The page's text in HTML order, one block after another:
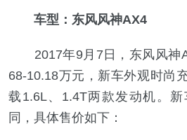
车型：东风风神AX4
2017年9月7日，东风风神
68-10.18万元 ，新车外观时尚
载1.6L、1.4T两款发动机。
同，具体售价如下：